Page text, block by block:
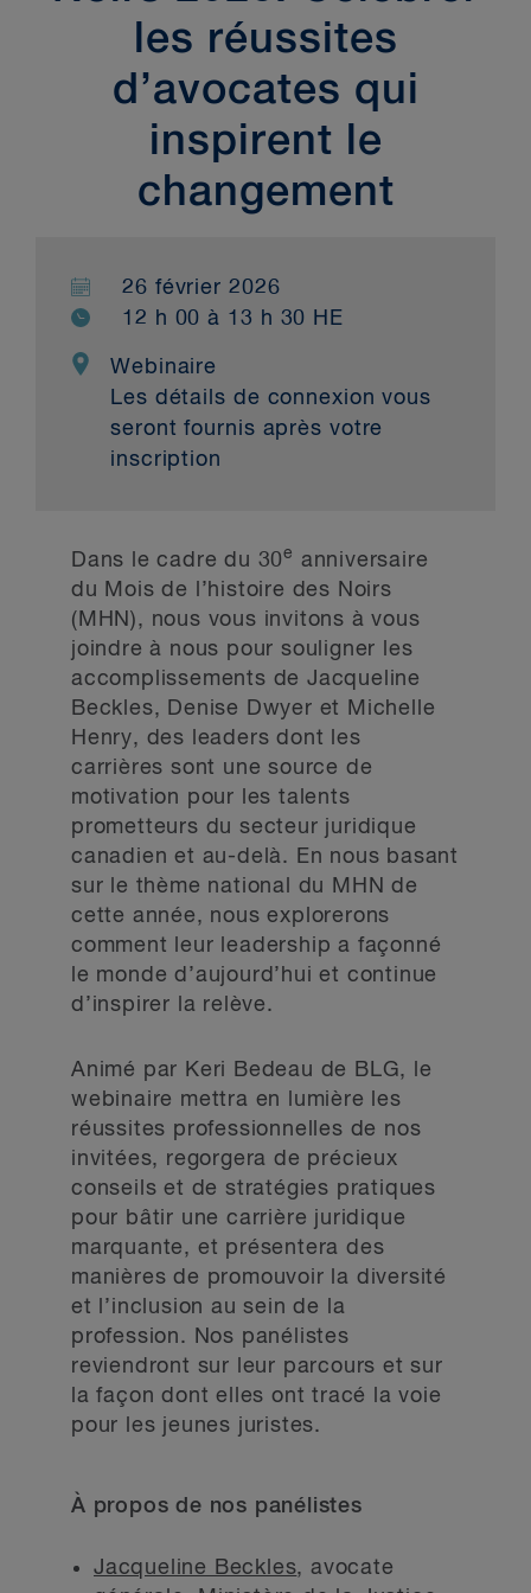
les réussites
d’avocates qui
inspirent le
changement
26 février 2026
12 h 00 à 13 h 30 HE
Webinaire
Les détails de connexion vous
seront fournis après votre
inscription
Dans le cadre du 30e
anniversaire
du Mois de l’histoire des Noirs
(MHN), nous vous invitons à vous
joindre à nous pour souligner les
accomplissements de Jacqueline
Beckles, Denise Dwyer et Michelle
Henry, des leaders dont les
carrières sont une source de
motivation pour les talents
prometteurs du secteur juridique
canadien et au-delà. En nous basant
sur le thème national du MHN de
cette année, nous explorerons
comment leur leadership a façonné
le monde d’aujourd’hui et continue
d’inspirer la relève.
Animé par Keri Bedeau de BLG, le
webinaire mettra en lumière les
réussites professionnelles de nos
invitées, regorgera de précieux
conseils et de stratégies pratiques
pour bâtir une carrière juridique
marquante, et présentera des
manières de promouvoir la diversité
et l’inclusion au sein de la
profession. Nos panélistes
reviendront sur leur parcours et sur
la façon dont elles ont tracé la voie
pour les jeunes juristes.
À propos de nos panélistes
Jacqueline Beckles, avocate